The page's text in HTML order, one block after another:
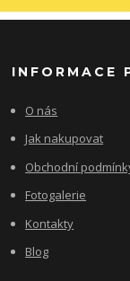
INFORMACE
O nás
Jak nakupovat
Obchodní
Fotogalerie
Kontakty
Blog